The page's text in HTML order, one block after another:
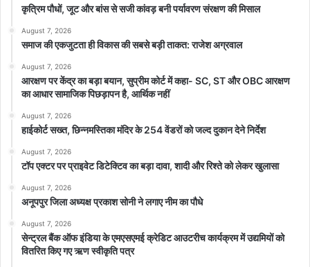
कृत्रिम पौधों, जूट और बांस से सजी कांवड़ बनी पर्यावरण संरक्षण की मिसाल
August 7, 2026
समाज की एकजुटता ही विकास की सबसे बड़ी ताकत: राजेश अग्रवाल
August 7, 2026
आरक्षण पर केंद्र का बड़ा बयान, सुप्रीम कोर्ट में कहा- SC, ST और OBC आरक्षण
का आधार सामाजिक पिछड़ापन है, आर्थिक नहीं
August 7, 2026
हाईकोर्ट सख्त, छिन्नमस्तिका मंदिर के 254 वेंडरों को जल्द दुकान देने निर्देश
August 7, 2026
टॉप एक्टर पर प्राइवेट डिटेक्टिव का बड़ा दावा, शादी और रिश्ते को लेकर खुलासा
August 7, 2026
अनूपपुर जिला अध्यक्ष प्रकाश सोनी ने लगाए नीम का पौधे
August 7, 2026
सेन्ट्रल बैंक ऑफ इंडिया के एमएसएमई क्रेडिट आउटरीच कार्यक्रम में उद्यमियों को
वितरित किए गए ऋण स्वीकृति पत्र